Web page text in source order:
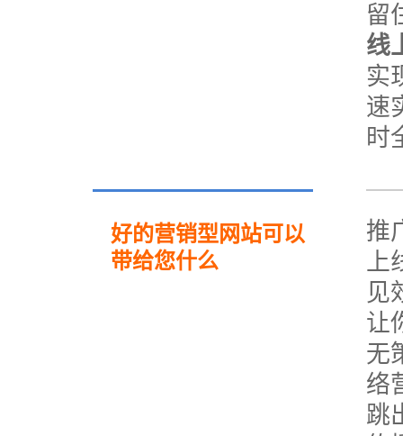
留
线
实
速
时
好的营销型网站可以
带给您什么
推
上
见
让
无
络
跳